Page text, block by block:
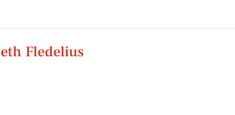
Fledelius